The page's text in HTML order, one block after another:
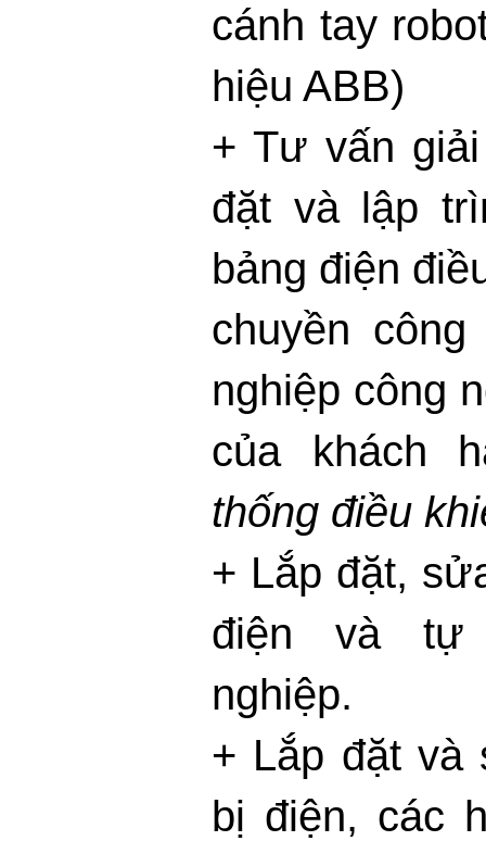
cánh tay
hiệu ABB)
+ Tư vấn
đặt và lập
bảng điện
chuyền
nghiệp công
của khách
thống điều
+ Lắp đặt,
điện và tự
nghiệp.
+ Lắp đặt và
bị điện, các